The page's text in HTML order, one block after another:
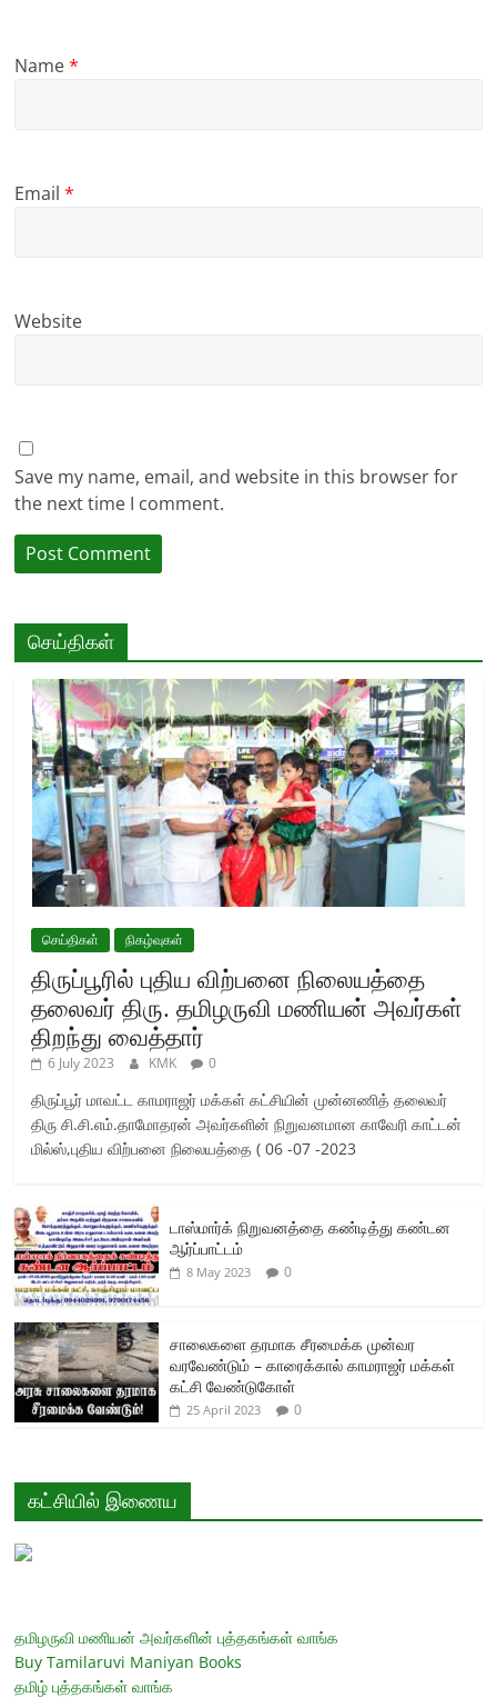
Name*
Email*
Website
Save my name, email, and website in this browser for
the next time I comment.
செய்திகள்
செய்திகள் நிகழ்வுகள்
திருப்பூரில் புதிய விற்பனை நிலையத்தை
தலைவர் திரு. தமிழருவி மணியன் அவர்கள்
திறந்து வைத்தார்
6 July 2023 KMK 0
திருப்பூர் மாவட்ட காமராஜர் மக்கள் கட்சியின் முன்னணித் தலைவர்
திரு சி.சி.எம்.தாமோதரன் அவர்களின் நிறுவனமான காவேரி காட்டன்
மில்ஸ்,புதிய விற்பனை நிலையத்தை ( 06 -07 -2023
டாஸ்மார்க் நிறுவனத்தை கண்டித்து கண்டன
ஆர்ப்பாட்டம்
8 May 2023 0
சாலைகளை தரமாக சீரமைக்க முன்வர
வரவேண்டும் – காரைக்கால் காமராஜர் மக்கள்
கட்சி வேண்டுகோள்
25 April 2023 0
கட்சியில் இணைய
தமிழருவி மணியன் அவர்களின் புத்தகங்கள் வாங்க
Buy Tamilaruvi Maniyan Books
தமிழ் புத்தகங்கள் வாங்க